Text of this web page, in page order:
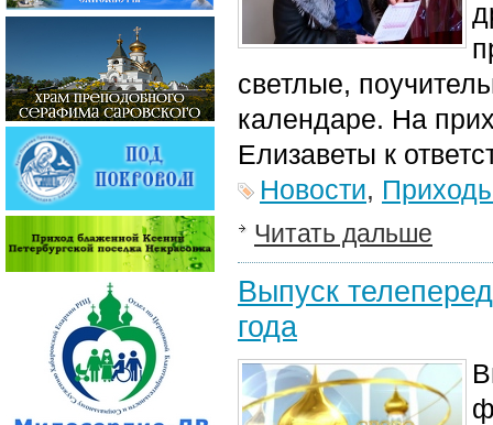
светлые,
календаре. На
Елизаветы к
Новости,
Читать дальше
Выпуск
года